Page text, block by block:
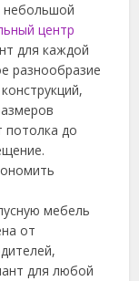
небольшой
центр
для каждой
разнообразие
потолка до
мебель
от
для любой